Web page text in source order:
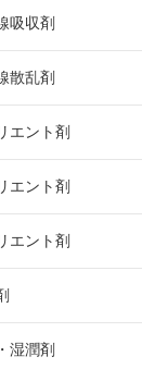
吸収剤
散乱剤
エント剤
エント剤
エント剤
湿潤剤